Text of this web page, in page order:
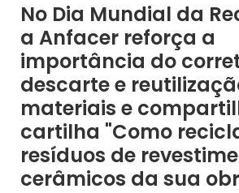
No Dia Mundial da
a Anfacer reforça a
importância do
descarte e
materiais e
cartilha "Como
resíduos de
cerâmicos da sua